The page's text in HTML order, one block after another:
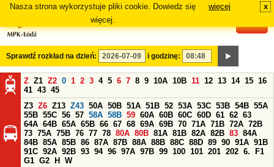
Nasza strona wykorzystuje pliki cookie. Dowiedz się
więcej.
więcej x
Sprawdź rozkład na dzień: i godzinę:
Z Z1 Z2 0 1 2 3 4 5 6 7 8 9 10A 10B 11 12 13 14 15 16
41 43 45
Z3 Z6 Z13 Z43 50A 50B 51A 51B 52 53A 53C 53B 54B 55A
55B 55C 56 57 58A 58B 59 60A 60B 60C 60D 61 62 63
64A 64B 65A 65B 66 67 68 69A 69B 70 71A 71B 72A 72B
73 75A 75B 76 77 78 80A 80B 81A 81B 82A 82B 83 84A
84B 85A 85B 86 87A 87B 88A 88B 88C 88D 89 90 91A 91B
91C 92A 92B 93 94 96 97A 97B 99 100 101 201 202 6.
F1
G1 G2 H
W